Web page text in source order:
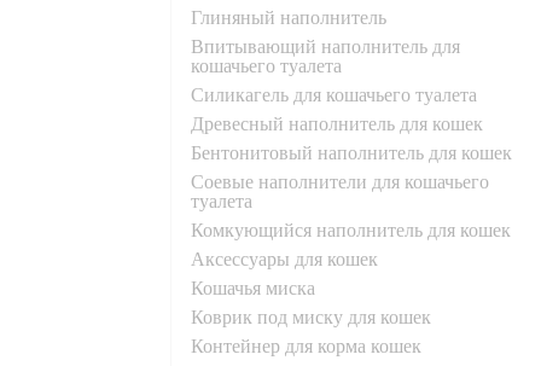
глиняный наполнитель
впитывающий наполнитель для
кошачьего туалета
силикагель для кошачьего туалета
древесный наполнитель для кошек
бентонитовый наполнитель для кошек
соевые наполнители для кошачьего
туалета
комкующийся наполнитель для кошек
аксессуары для кошек
кошачья миска
коврик под миску для кошек
контейнер для корма кошек